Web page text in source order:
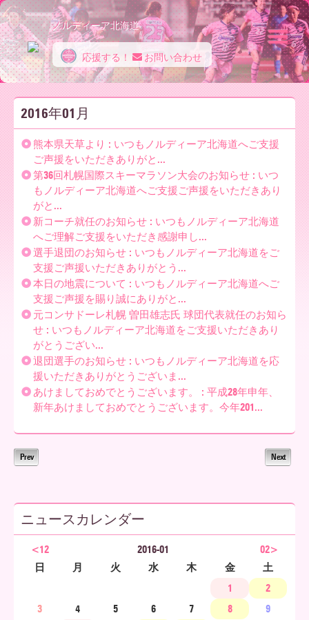
ノ
ル
デ
ィ
ー
ア
北
海
道
ノルディーア北海道
応援する！ お問い合わせ
2016年01月
熊本県天草より : いつもノルディーア北海道へご支援
ご声援をいただきありがと...
第36回札幌国際スキーマラソン大会のお知らせ : いつ
もノルディーア北海道へご支援ご声援をいただきあり
がと...
新コーチ就任のお知らせ : いつもノルディーア北海道
へご理解ご支援をいただき感謝申し...
選手退団のお知らせ : いつもノルディーア北海道をご
支援ご声援いただきありがとう...
本日の地震について : いつもノルディーア北海道へご
支援ご声援を賜り誠にありがと...
元コンサドーレ札幌 曽田雄志氏 球団代表就任のお知ら
せ : いつもノルディーア北海道をご支援いただきあり
がとうござい...
退団選手のお知らせ : いつもノルディーア北海道を応
援いただきありがとうございま...
あけましておめでとうございます。 : 平成28年申年、
新年あけましておめでとうございます。今年201...
Prev Next
ニュースカレンダー
<12 2016-01
02>
日
月 火 水 木 金
土
1
2
3
4 5 6 7 8
9